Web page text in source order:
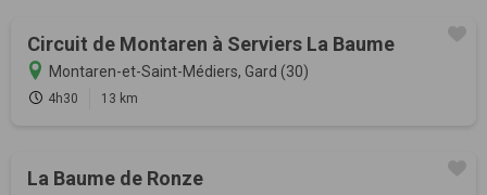
Circuit de Montaren à Serviers La Baume
Montaren-et-Saint-Médiers, Gard (30)
4h30 13 km
La Baume de Ronze